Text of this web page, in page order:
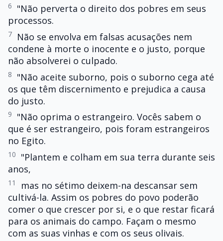
6
"Não perverta o direito dos pobres em seus
processos.
7
Não se envolva em falsas acusações nem
condene à morte o inocente e o justo, porque
não absolverei o culpado.
8
"Não aceite suborno, pois o suborno cega até
os que têm discernimento e prejudica a causa
do justo.
9
"Não oprima o estrangeiro. Vocês sabem o
que é ser estrangeiro, pois foram estrangeiros
no Egito.
10
"Plantem e colham em sua terra durante seis
anos,
11
mas no sétimo deixem-na descansar sem
cultivá-la. Assim os pobres do povo poderão
comer o que crescer por si, e o que restar ficará
para os animais do campo. Façam o mesmo
com as suas vinhas e com os seus olivais.